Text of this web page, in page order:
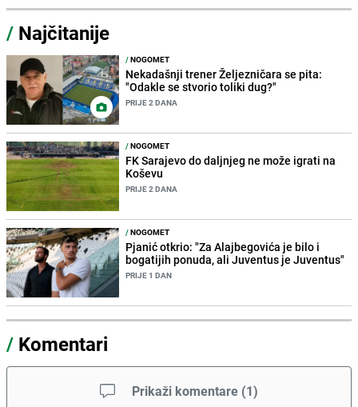
/ Najčitanije
/NOGOMET
Nekadašnji trener Željezničara se pita:
"Odakle se stvorio toliki dug?"
PRIJE 2 DANA
/NOGOMET
FK Sarajevo do daljnjeg ne može igrati na
Koševu
PRIJE 2 DANA
/NOGOMET
Pjanić otkrio: "Za Alajbegovića je bilo i
bogatijih ponuda, ali Juventus je Juventus"
PRIJE 1 DAN
/ Komentari
Prikaži komentare (1)